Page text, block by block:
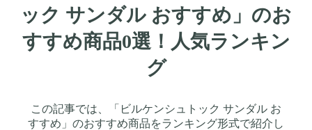
ック サンダル おすすめ」のお
すすめ商品0選！人気ランキン
グ
この記事では、「ビルケンシュトック サンダル お
すすめ」のおすすめ商品をランキング形式で紹介し